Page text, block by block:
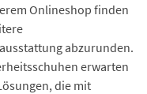
Onlineshop finden
abzurunden.
erwarten
die mit